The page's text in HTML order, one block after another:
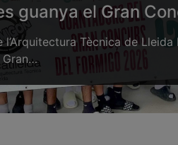
guanya el Gran
Tècnica de Lleida
Gran…